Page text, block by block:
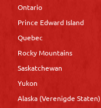
Ontario
Prince Edward Island
Quebec
Rocky Mountains
Saskatchewan
Yukon
Alaska (Verenigde Staten)